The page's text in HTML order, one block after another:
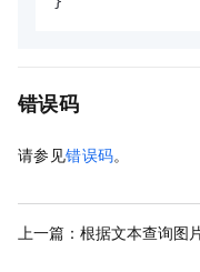
错误码
请参见错误码。
上一篇： 根据文本查询图